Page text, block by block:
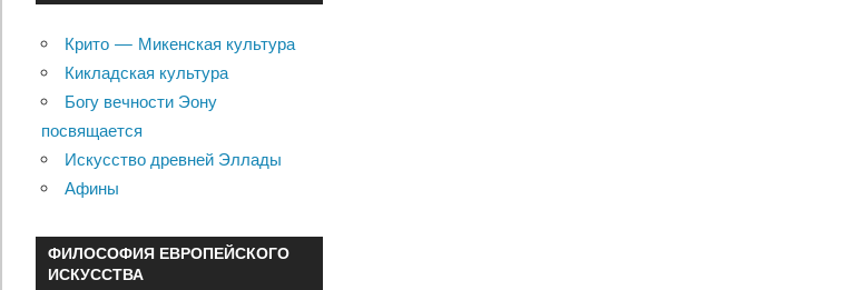
Крито — Микенская культура
Кикладская культура
Богу вечности Эону
посвящается
Искусство древней Эллады
Афины
ФИЛОСОФИЯ ЕВРОПЕЙСКОГО
ИСКУССТВА